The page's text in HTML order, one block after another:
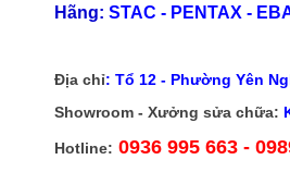
Hãng: STAC - PENTAX -
Địa chỉ: Tổ 12 - Phường Yên
Showroom - Xưởng sửa chữa:
Hotline: 0936 995 663 -